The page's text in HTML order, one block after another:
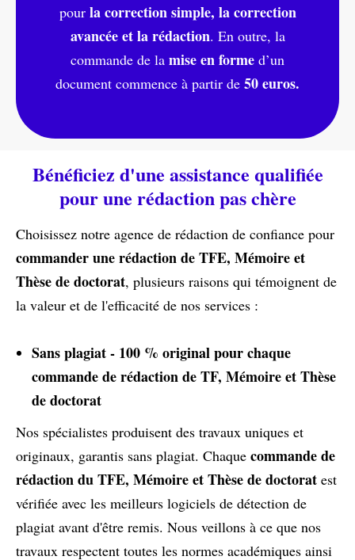
pour la correction simple, la correction
avancée et la rédaction. En outre, la
commande de la mise en forme d’un
document commence à partir de 50 euros.
Bénéficiez d'une assistance qualifiée
pour une rédaction pas chère
Choisissez notre agence de rédaction de confiance pour
commander une rédaction de TFE, Mémoire et
Thèse de doctorat, plusieurs raisons qui témoignent de
la valeur et de l'efficacité de nos services :
Sans plagiat - 100 % original pour chaque
commande de rédaction de TF, Mémoire et Thèse
de doctorat
Nos spécialistes produisent des travaux uniques et
originaux, garantis sans plagiat. Chaque commande de
rédaction du TFE, Mémoire et Thèse de doctorat est
vérifiée avec les meilleurs logiciels de détection de
plagiat avant d'être remis. Nous veillons à ce que nos
travaux respectent toutes les normes académiques ainsi